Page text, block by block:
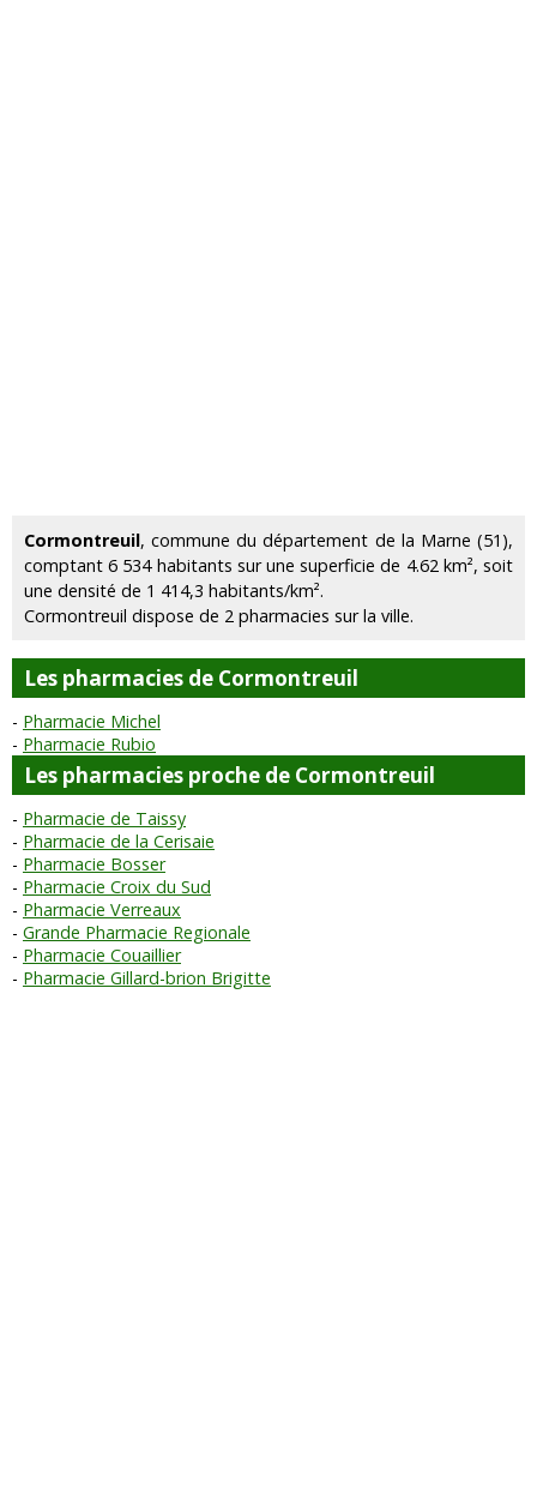
Cormontreuil, commune du département de la Marne (51),
comptant 6 534 habitants sur une superficie de 4.62 km², soit
une densité de 1 414,3 habitants/km².
Cormontreuil dispose de 2 pharmacies sur la ville.
Les pharmacies de Cormontreuil
Pharmacie Michel
Pharmacie Rubio
Les pharmacies proche de Cormontreuil
Pharmacie de Taissy
Pharmacie de la Cerisaie
Pharmacie Bosser
Pharmacie Croix du Sud
Pharmacie Verreaux
Grande Pharmacie Regionale
Pharmacie Couaillier
Pharmacie Gillard-brion Brigitte